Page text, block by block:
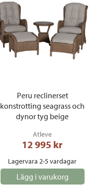
Peru reclinerset
konstrotting seagrass och
dynor tyg beige
Atleve
12 995 kr
Lagervara 2-5 vardagar
Lägg i varukorg